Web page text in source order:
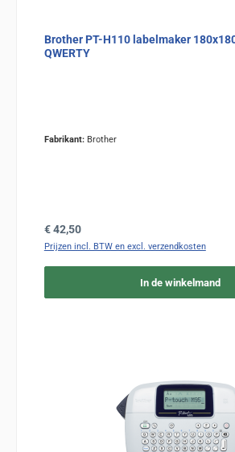
Brother PT-H110 labelmaker
QWERTY
Fabrikant: Brother
Normale prijs:
€ 42,50
Prijzen incl. BTW en excl. verzendkosten
In de winkelmand